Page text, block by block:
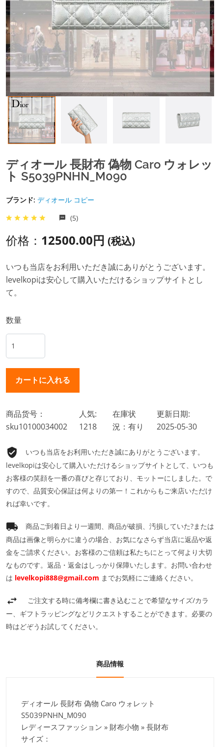
ディオール 長財布 偽物 Caro ウォレッ
ト S5039PNHN_M090
ブランド: ディオール コピー
(5)
价格： 12500.00円 (税込)
いつも当店をお利用いただき誠にありがとうございます。
levelkopiは安心して購入いただけるショップサイトとし
て。
数量
商品货号：
sku10100034002
人気:
1218
在庫状
況：有り
更新日期:
2025-05-30
いつも当店をお利用いただき誠にありがとうございます。
levelkopiは安心して購入いただけるショップサイトとして、いつも
お客様の笑顔を一番の喜びと存じており、モットーにしました。で
すので、品質安心保証は何よりの第一！これからもご来店いただけ
れば幸いです。
商品ご到着日より一週間、商品が破損、汚損していた?または
商品は画像と明らかに違うの場合、お気になさらず当店に返品や返
金をご請求ください。お客様のご信頼は私たちにとって何より大切
なものです。返品・返金はしっかり保障いたします。お問い合わせ
は levelkopi888@gmail.com までお気軽にご連絡ください。
ご注文する時に備考欄に書き込むことで希望なサイズ/カラ
ー、ギフトラッピングなどリクエストすることができます。必要の
時はどぞうお試してください。
商品情報
ディオール 長財布 偽物 Caro ウォレット
S5039PNHN_M090
レディースファッション » 財布小物 » 長財布
サイズ：